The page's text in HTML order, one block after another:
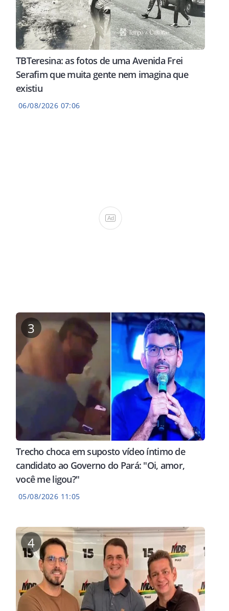
TBTeresina: as fotos de uma Avenida Frei
Serafim que muita gente nem imagina que
existiu
06/08/2026 07:06
3
Trecho choca em suposto vídeo íntimo de
candidato ao Governo do Pará: "Oi, amor,
você me ligou?"
05/08/2026 11:05
4